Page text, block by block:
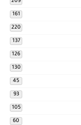
209
161
220
137
126
130
45
93
105
60